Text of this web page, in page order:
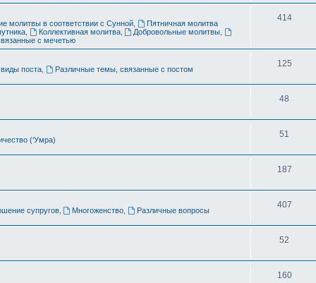
м
молитвы в соответствии с Сунной,
Пятничная молитва
, Коллективная молитва, Добровольные молитвы
с мечетью
414Т
поста, Различные темы, связанные с постом
125Т
ы
48
ы
(‘Умра)
51
м
ы
187Т
м
ы
супругов, Многоженство Различные вопросы
407Т
ы
52
м
160Т